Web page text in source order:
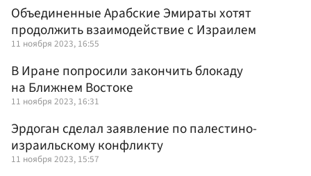
Объединенные Арабские Эмираты хотят
продолжить взаимодействие с Израилем
11 ноября 2023, 16:55
В Иране попросили закончить блокаду
на Ближнем Востоке
11 ноября 2023, 16:31
Эрдоган сделал заявление по палестино-
израильскому конфликту
11 ноября 2023, 15:57